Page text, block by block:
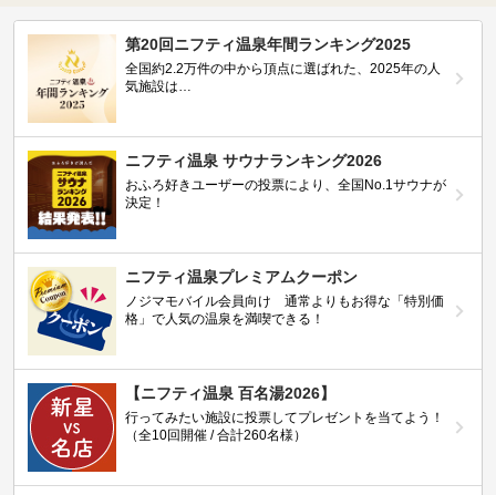
第20回ニフティ温泉年間ランキング2025
全国約2.2万件の中から頂点に選ばれた、2025年の人
気施設は…
ニフティ温泉 サウナランキング2026
おふろ好きユーザーの投票により、全国No.1サウナが
決定！
ニフティ温泉プレミアムクーポン
ノジマモバイル会員向け 通常よりもお得な「特別価
格」で人気の温泉を満喫できる！
【ニフティ温泉 百名湯2026】
行ってみたい施設に投票してプレゼントを当てよう！
（全10回開催 / 合計260名様）